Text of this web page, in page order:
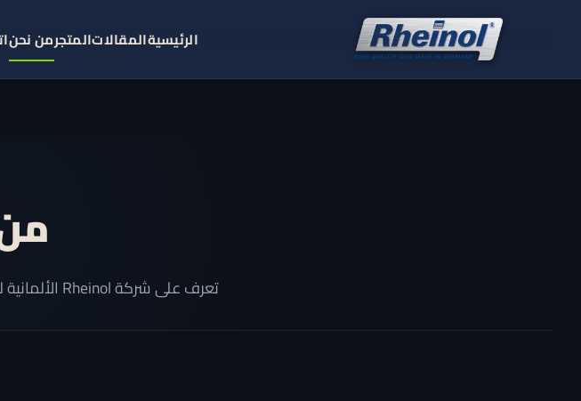
الرئيسيةالمقالاتالمتجرمن نحن
تعرف على شركة Rheinol الألمانية لزيوت السيارات ووكيلها الحصري في مصر